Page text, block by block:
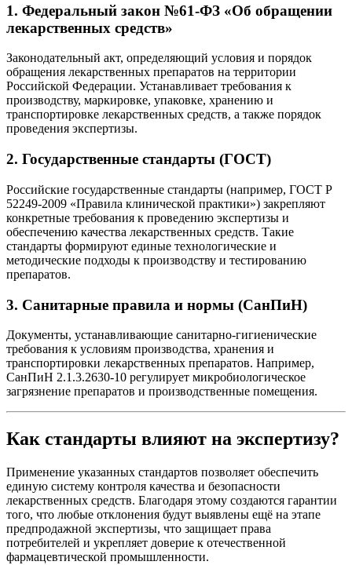
1. Федеральный закон №61-ФЗ «Об обращении
лекарственных средств»
Законодательный акт, определяющий условия и порядок
обращения лекарственных препаратов на территории
Российской Федерации. Устанавливает требования к
производству, маркировке, упаковке, хранению и
транспортировке лекарственных средств, а также порядок
проведения экспертизы.
2. Государственные стандарты (ГОСТ)
Российские государственные стандарты (например, ГОСТ Р
52249-2009 «Правила клинической практики») закрепляют
конкретные требования к проведению экспертизы и
обеспечению качества лекарственных средств. Такие
стандарты формируют единые технологические и
методические подходы к производству и тестированию
препаратов.
3. Санитарные правила и нормы (СанПиН)
Документы, устанавливающие санитарно-гигиенические
требования к условиям производства, хранения и
транспортировки лекарственных препаратов. Например,
СанПиН 2.1.3.2630-10 регулирует микробиологическое
загрязнение препаратов и производственные помещения.
Как стандарты влияют на экспертизу?
Применение указанных стандартов позволяет обеспечить
единую систему контроля качества и безопасности
лекарственных средств. Благодаря этому создаются гарантии
того, что любые отклонения будут выявлены ещё на этапе
предпродажной экспертизы, что защищает права
потребителей и укрепляет доверие к отечественной
фармацевтической промышленности.